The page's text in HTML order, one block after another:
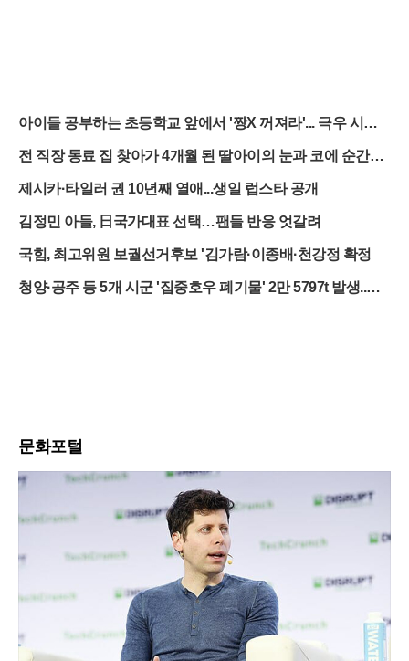
아이들 공부하는 초등학교 앞에서 '짱X 꺼져라'... 극우 시위
전 직장 동료 집 찾아가 4개월 된 딸아이의 눈과 코에 순간접
제시카·타일러 권 10년째 열애...생일 럽스타 공개
김정민 아들, 日국가대표 선택…팬들 반응 엇갈려
국힘, 최고위원 보궐선거후보 '김가람·이종배·천강정 확정
청양·공주 등 5개 시군 '집중호우 폐기물' 2만 5797t 발생..처
문화포털